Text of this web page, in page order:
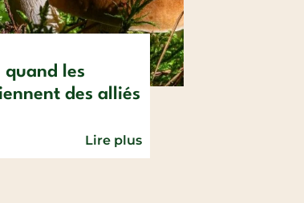
quand les
des alliés
Lire plus